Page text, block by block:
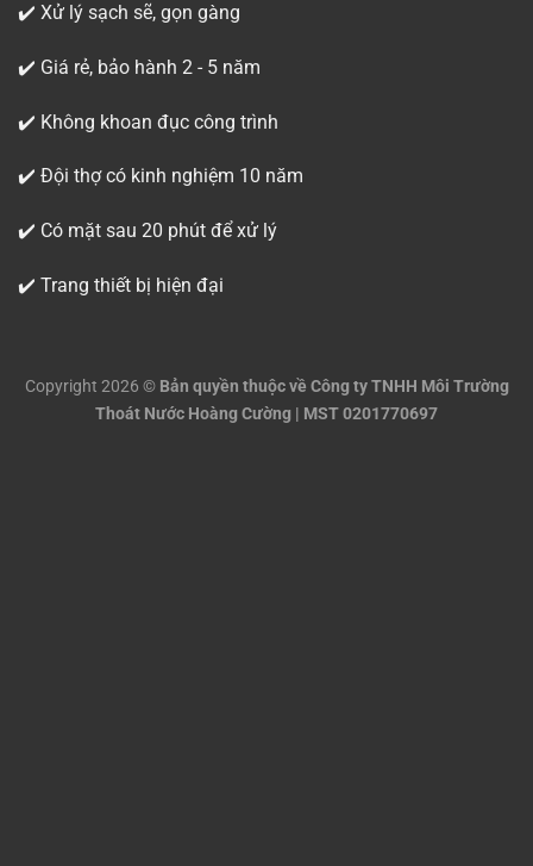
✔️ Xử lý sạch sẽ, gọn gàng
✔️ Giá rẻ, bảo hành 2 - 5 năm
✔️ Không khoan đục công trình
✔️ Đội thợ có kinh nghiệm 10 năm
✔️ Có mặt sau 20 phút để xử lý
✔️ Trang thiết bị hiện đại
Copyright 2026 © Bản quyền thuộc về Công ty TNHH Môi Trường
Thoát Nước Hoàng Cường | MST 0201770697